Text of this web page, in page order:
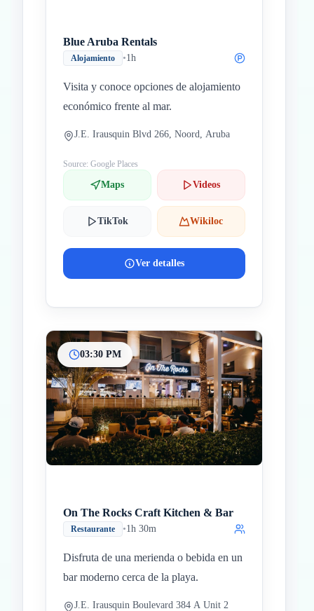
Blue Aruba Rentals
Alojamiento •1h
Visita y conoce opciones de alojamiento
económico frente al mar.
J.E. Irausquin Blvd 266, Noord, Aruba
Source: Google Places
Maps Videos
TikTok Wikiloc
Ver detalles
03:30 PM
On The Rocks Craft Kitchen & Bar
Restaurante •1h 30m
Disfruta de una merienda o bebida en un
bar moderno cerca de la playa.
J.E. Irausquin Boulevard 384 A Unit 2